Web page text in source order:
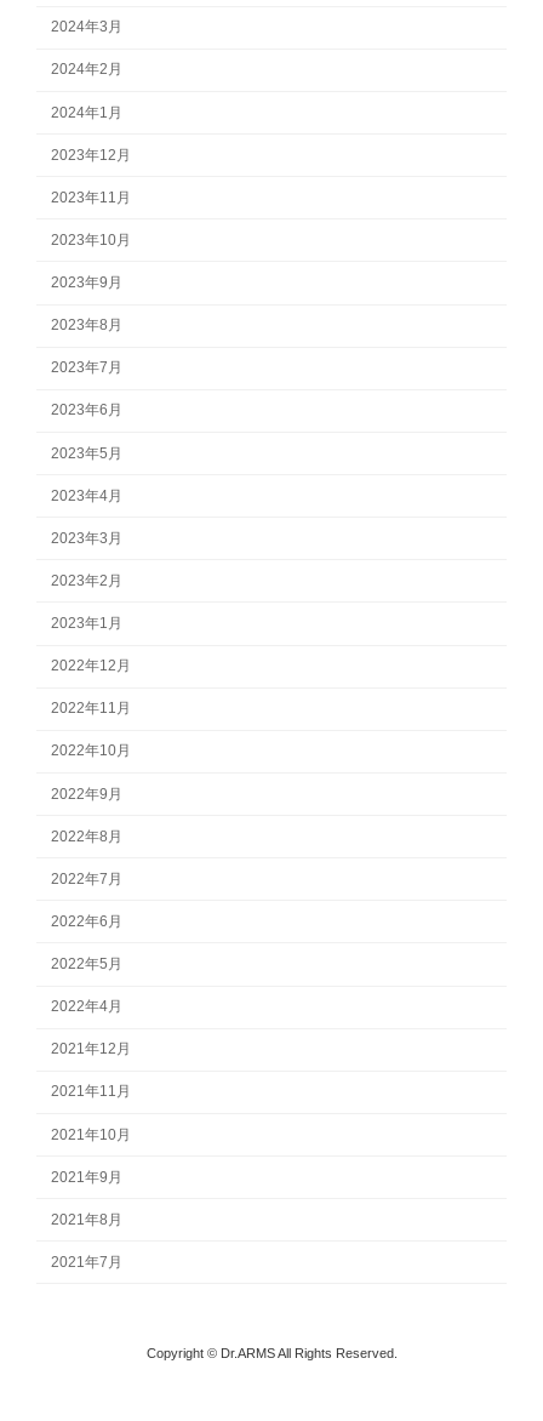
2024年3月
2024年2月
2024年1月
2023年12月
2023年11月
2023年10月
2023年9月
2023年8月
2023年7月
2023年6月
2023年5月
2023年4月
2023年3月
2023年2月
2023年1月
2022年12月
2022年11月
2022年10月
2022年9月
2022年8月
2022年7月
2022年6月
2022年5月
2022年4月
2021年12月
2021年11月
2021年10月
2021年9月
2021年8月
2021年7月
Copyright © Dr.ARMS All Rights Reserved.